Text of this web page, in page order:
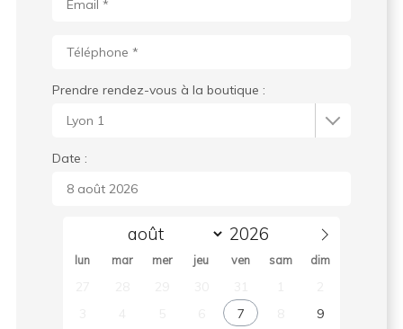
Prendre rendez-vous à la boutique :
Date :
lun mar mer jeu ven sam dim
7
9